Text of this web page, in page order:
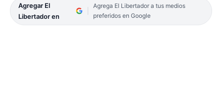
Agregar El
Libertador en
Agrega El Libertador a tus medios
preferidos en Google